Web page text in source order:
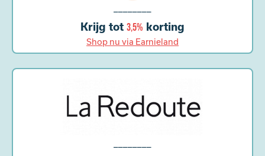
Krijg tot 3,5% korting
Shop nu via Earnieland